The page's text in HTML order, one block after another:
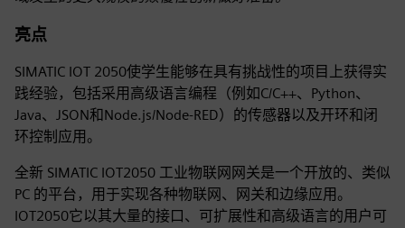
亮点
SIMATIC IOT 2050使学生能够在具有挑战性的项目上获得实
践经验，包括采用高级语言编程（例如C/C++、Python、
Java、JSON和Node.js/Node-RED）的传感器以及开环和闭
环控制应用。
全新 SIMATIC IOT2050 工业物联网网关是一个开放的、类似
PC 的平台，用于实现各种物联网、网关和边缘应用。
IOT2050它以其大量的接口、可扩展性和高级语言的用户可